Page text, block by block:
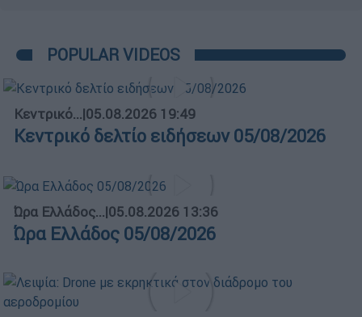
POPULAR VIDEOS
Κεντρικό...|05.08.2026 19:49
Κεντρικό δελτίο ειδήσεων 05/08/2026
Ώρα Ελλάδος...|05.08.2026 13:36
Ώρα Ελλάδος 05/08/2026